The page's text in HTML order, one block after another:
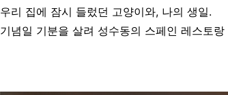
우리 집에 잠시 들렀던 고양이와, 나의 생일.
기념일 기분을 살려 성수동의 스페인 레스토랑